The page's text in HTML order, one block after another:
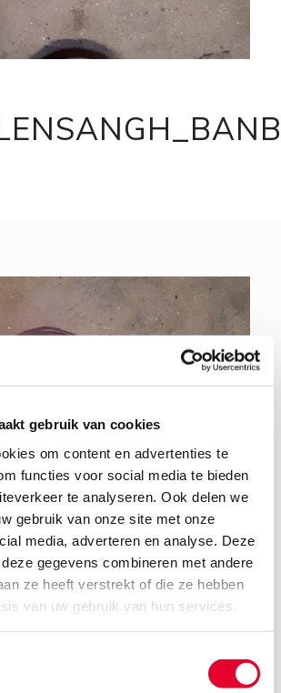
gebruik van cookies
om content en advertenties te
functies voor social media te bieden
te analyseren. Ook delen we
gebruik van onze site met onze
media, adverteren en analyse. Deze
gegevens combineren met andere
ze heeft verstrekt of die ze hebben
van uw gebruik van hun services.